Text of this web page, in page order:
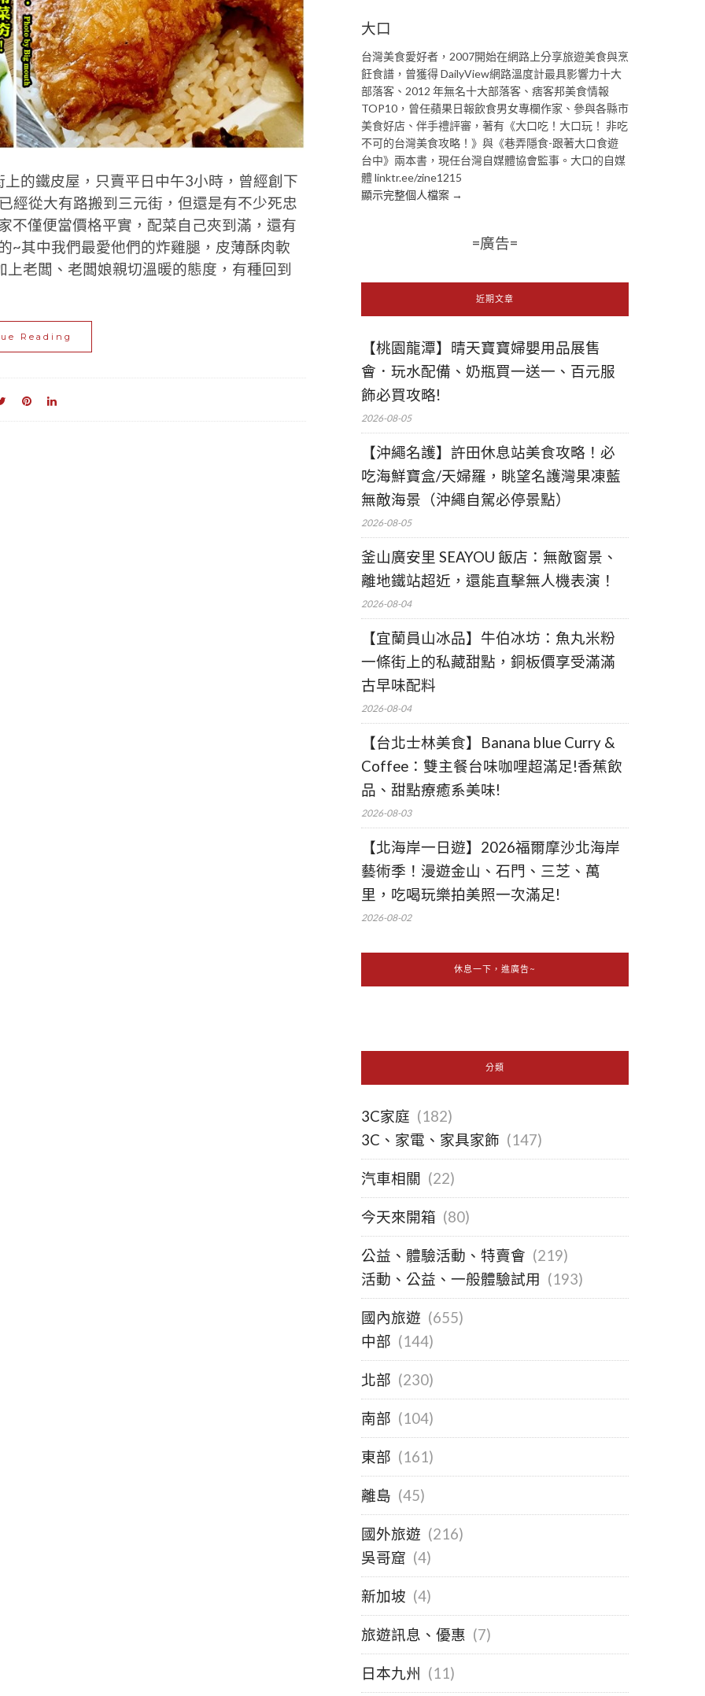
的鐵皮屋，只賣平日中午3小時，曾經創下
經從大有路搬到三元街，但還是有不少死忠
不僅便當價格平實，配菜自己夾到滿，還有
~其中我們最愛他們的炸雞腿，皮薄酥肉軟
老闆、老闆娘親切溫暖的態度，有種回到
Reading
大口
台灣美食愛好者，2007開始在網路上分享旅遊美食與烹
飪食譜，曾獲得 DailyView網路溫度計最具影響力十大
部落客、2012 年無名十大部落客、痞客邦美食情報
TOP10，曾任蘋果日報飲食男女專欄作家、參與各縣市
美食好店、伴手禮評審，著有《大口吃！大口玩！ 非吃
不可的台灣美食攻略！》與《巷弄隱食-跟著大口食遊
台中》兩本書，現任台灣自媒體協會監事。大口的自媒
體 linktr.ee/zine1215
顯示完整個人檔案 →
=廣告=
近期文章
【桃園龍潭】晴天寶寶婦嬰用品展售
會．玩水配備、奶瓶買一送一、百元服
飾必買攻略!
2026-08-05
【沖繩名護】許田休息站美食攻略！必
吃海鮮寶盒/天婦羅，眺望名護灣果凍藍
無敵海景（沖繩自駕必停景點）
2026-08-05
釜山廣安里 SEAYOU 飯店：無敵窗景、
離地鐵站超近，還能直擊無人機表演！
2026-08-04
【宜蘭員山冰品】牛伯冰坊：魚丸米粉
一條街上的私藏甜點，銅板價享受滿滿
古早味配料
2026-08-04
【台北士林美食】Banana blue Curry &
Coffee：雙主餐台味咖哩超滿足!香蕉飲
品、甜點療癒系美味!
2026-08-03
【北海岸一日遊】2026福爾摩沙北海岸
藝術季！漫遊金山、石門、三芝、萬
里，吃喝玩樂拍美照一次滿足!
2026-08-02
休息一下，進廣告~
分類
3C家庭 (182)
3C、家電、家具家飾 (147)
汽車相關 (22)
今天來開箱 (80)
公益、體驗活動、特賣會 (219)
活動、公益、一般體驗試用 (193)
國內旅遊 (655)
中部 (144)
北部 (230)
南部 (104)
東部 (161)
離島 (45)
國外旅遊 (216)
吳哥窟 (4)
新加坡 (4)
旅遊訊息、優惠 (7)
日本九州 (11)